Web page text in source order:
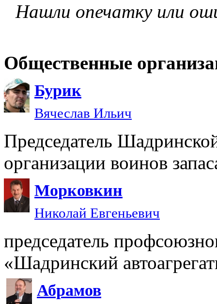
Нашли опечатку или
Общественные
Бурик
Вячеслав Ильич
Председатель
организации воинов
Морковкин
Николай Евгеньевич
председатель
«Шадринский
Абрамов